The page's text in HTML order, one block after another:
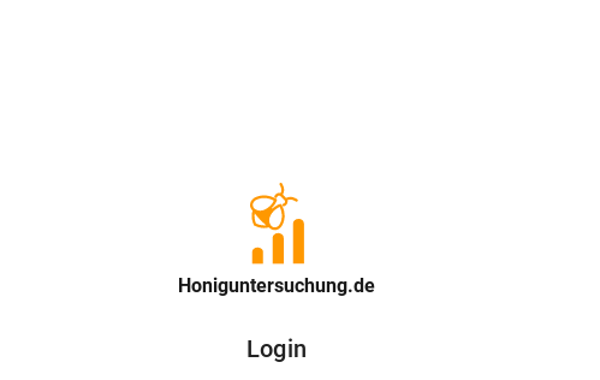
Honiguntersuchung.de
Login